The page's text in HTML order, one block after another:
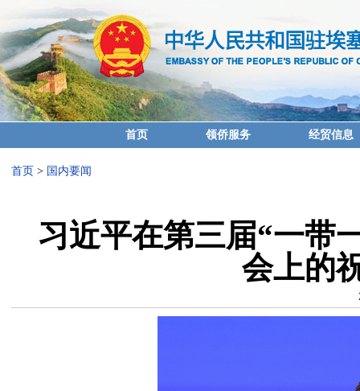
首页 领侨服务 经贸信息
首页 > 国内要闻
习近平在第三届“一带
会上的